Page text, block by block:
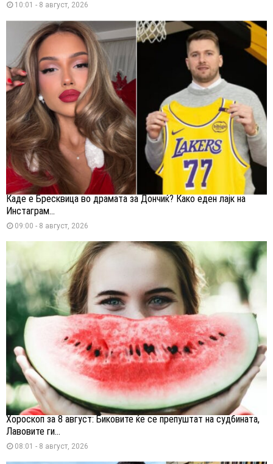
10:01 - 8 август, 2026
Каде е Бресквица во драмата за Дончиќ? Како еден лајк на
Инстаграм...
09:00 - 8 август, 2026
Хороскоп за 8 август: Биковите ќе се препуштат на судбината,
Лавовите ги...
08:01 - 8 август, 2026